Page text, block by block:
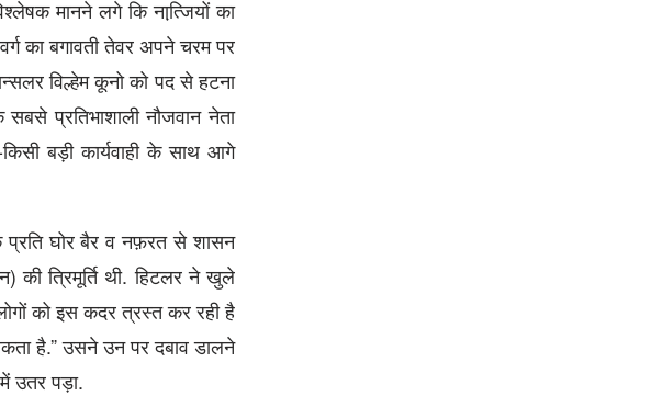
मानने लगे कि नात्जि़यों का
का बगावती तेवर अपने चरम पर
विल्हेम कूनो को पद से हटना
प्रतिभाशाली नौजवान नेता
बड़ी कार्यवाही के साथ आगे
प्रति घोर बैर व नफ़रत से शासन
की त्रिमूर्ति थी. हिटलर ने खुले
को इस कदर त्रस्त कर रही है
है.” उसने उन पर दबाव डालने
उतर पड़ा.